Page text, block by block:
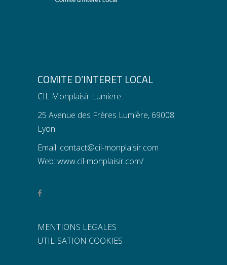
COMITE D’INTERET LOCAL
CIL Monplaisir Lumiere
25 Avenue des Frères Lumière, 69008
Lyon
Email: contact@cil-monplaisir.com
Web: www.cil-monplaisir.com/
MENTIONS LEGALES
UTILISATION COOKIES